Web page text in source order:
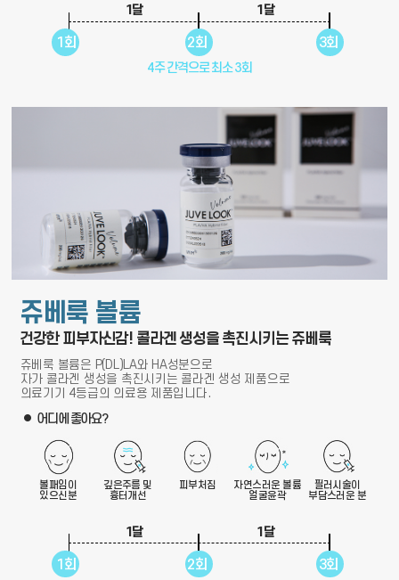
1회 2회 3회
1달 1달
4주 간격으로 최소 3회
쥬베룩 볼륨
건강한 피부자신감! 콜라겐 생성을 촉진시키는 쥬베룩
쥬베룩 볼륨은 P(DL)LA와 HA성분으로
자가 콜라겐 생성을 촉진시키는 콜라겐 생성 제품으로
의료기기 4등급의 의료용 제품입니다.
어디에 좋아요?
볼패임이
있으신분
깊은주름 및
흉터개선
피부처짐
자연스러운 볼륨
얼굴윤곽
필러시술이
부담스러운 분
1회 2회 3회
1달 1달